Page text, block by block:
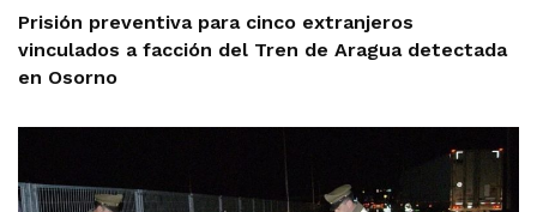
Prisión preventiva para cinco extranjeros
vinculados a facción del Tren de Aragua detectada
en Osorno